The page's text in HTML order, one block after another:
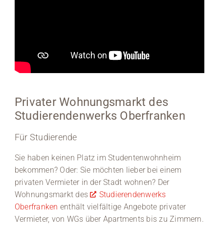
Privater Wohnungsmarkt des
Studierendenwerks Oberfranken
Für Studierende
Sie haben keinen Platz im Studentenwohnheim
bekommen? Oder: Sie möchten lieber bei einem
privaten Vermieter in der Stadt wohnen? Der
Wohnungsmarkt des
Studierendenwerks
Oberfranken enthält vielfältige Angebote privater
Vermieter, von WGs über Apartments bis zu Zimmern.